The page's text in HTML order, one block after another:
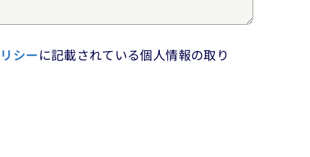
シー に記載されている個人情報の取り